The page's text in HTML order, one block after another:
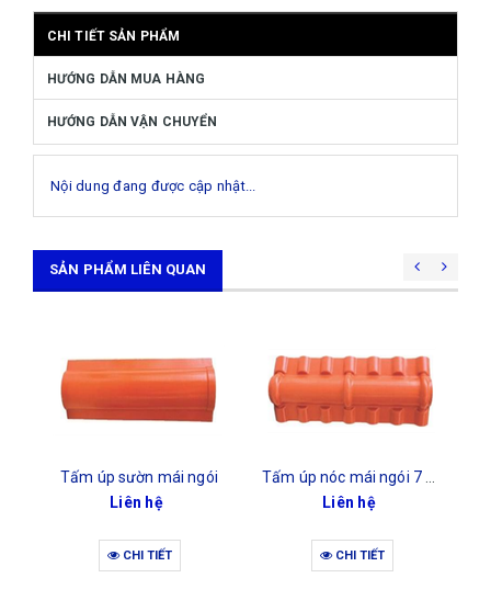
CHI TIẾT SẢN PHẨM
HƯỚNG DẪN MUA HÀNG
HƯỚNG DẪN VẬN CHUYỂN
Nội dung đang được cập nhật...
SẢN PHẨM LIÊN QUAN
Tấm úp góc mái (chảng 3)
Tấm viền mái ngói
Tấm úp sườn mái